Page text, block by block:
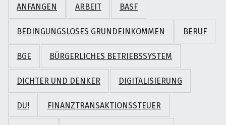
ANFANGEN ARBEIT BASF
BEDINGUNGSLOSES GRUNDEINKOMMEN BERUF
BGE BÜRGERLICHES BETRIEBSSYSTEM
DICHTER UND DENKER DIGITALISIERUNG
DU! FINANZTRANSAKTIONSSTEUER